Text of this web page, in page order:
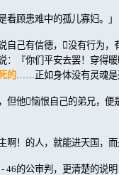
看顾患难中的孤儿寡妇。
自己有信德， 没有行为，
：『你们平安去罢！穿得
的……正如身体没有灵魂是
但他恼恨自己的弟兄，便
啊！的人，就能进天国，
46的公审判，更清楚的说